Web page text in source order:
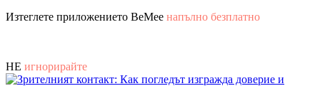
Изтеглете приложението BeMee напълно безплатно
НЕ игнорирайте